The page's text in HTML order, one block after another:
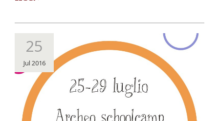
25
Jul 2016